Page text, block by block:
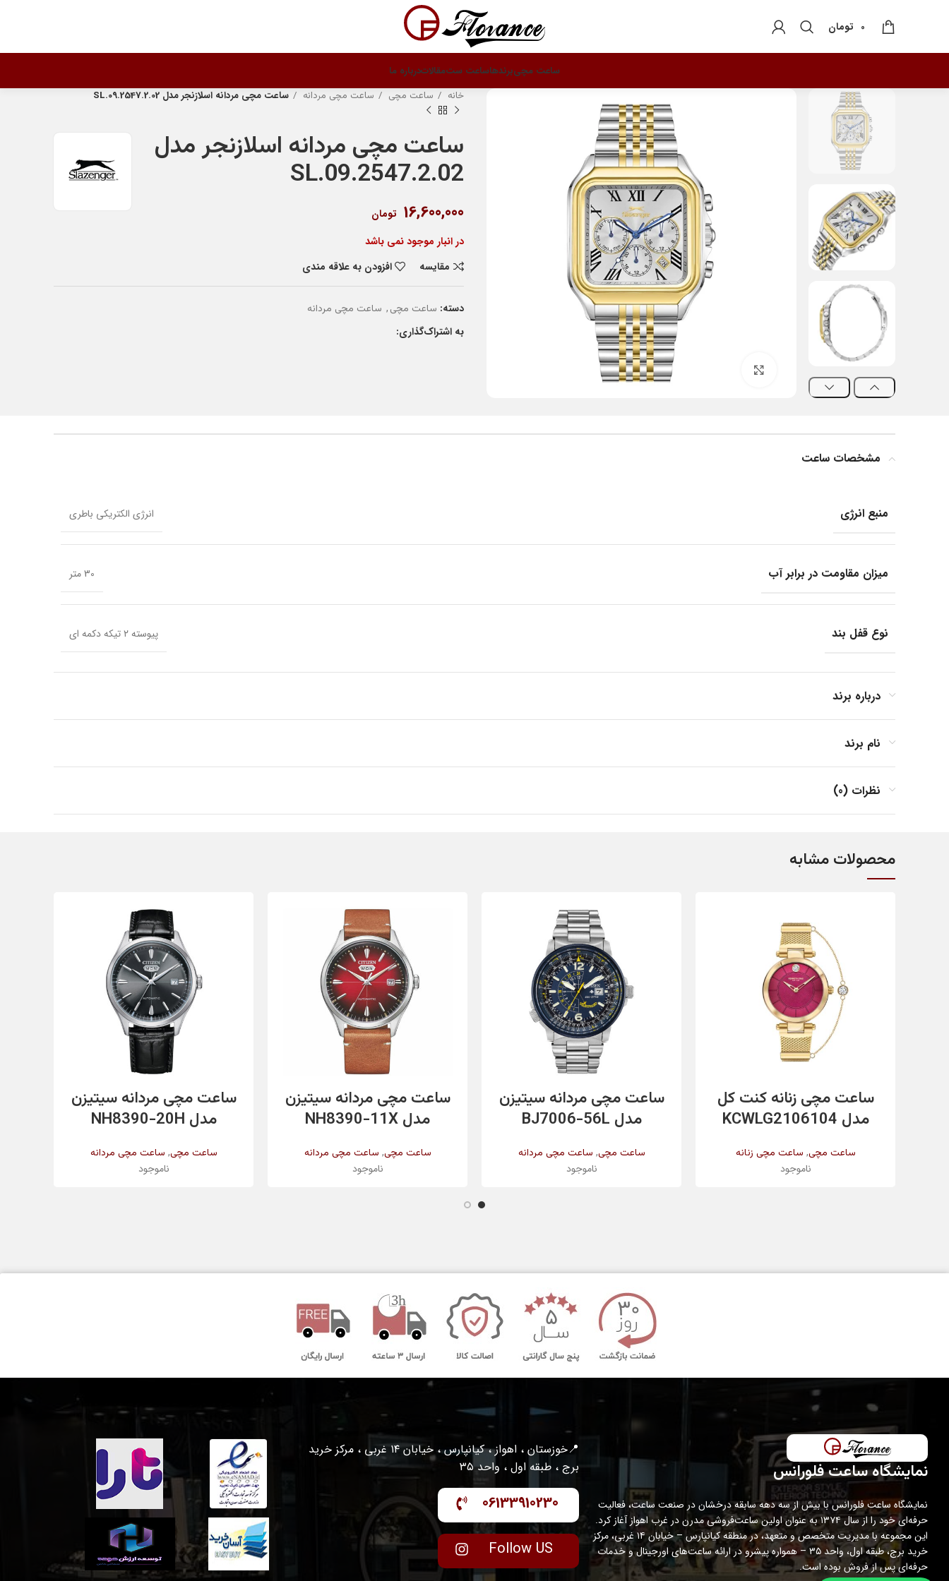
0 تومان
ساعت مچیبرندهاساعت ستمقالاتدرباره ما
خانه ساعت مچی ساعت مچی مردانه ساعت مچی مردانه اسلازنجر مدل SL.09.2547.2.02
ساعت مچی مردانه اسلازنجر مدل
SL.09.2547.2.02
16,600,000 تومان
در انبار موجود نمی باشد
مقایسه
افزودن به علاقه مندی
دسته: ساعت مچی, ساعت مچی مردانه
به اشتراک‌گذاری:
مشخصات ساعت
منبع انرژی انرژی الکتریکی باطری
میزان مقاومت در برابر آب 30 متر
نوع قفل بند پیوسته ۲ تیکه دکمه ای
جنس بند
جنس بدنه
فرم صفحه گرد
مناسب برای
تاریخ شمار
مقاومت در برابر آب
رنگ بند سیلور طلایی
مدت گارانتی یک سال گارانتی بین المللی
درباره برند
نام برند
نظرات (0)
محصولات مشابه
اطلاعات بیشتر
ساعت مچی زنانه کنت کل
مدل KCWLG2106104
ساعت مچی, ساعت مچی زنانه
ناموجود
اطلاعات بیشتر
ساعت مچی مردانه سیتیزن
مدل BJ7006-56L
ساعت مچی, ساعت مچی مردانه
ناموجود
اطلاعات بیشتر
ساعت مچی مردانه سیتیزن
مدل NH8390-11X
ساعت مچی, ساعت مچی مردانه
ناموجود
اطلاعات بیشتر
ساعت مچی مردانه سیتیزن
مدل NH8390-20H
ساعت مچی, ساعت مچی مردانه
ناموجود
نمایشگاه ساعت فلورانس
نمایشگاه ساعت فلورانس با بیش از سه دهه سابقه درخشان در صنعت ساعت، فعالیت
حرفه‌ای خود را از سال ۱۳۷۴ به عنوان اولین ساعت‌فروشی مدرن در غرب اهواز آغاز کرد.
این مجموعه با مدیریت متخصص و متعهد، در منطقه کیانپارس – خیابان ۱۴ غربی، مرکز
خرید برج، طبقه اول، واحد ۳۵ – همواره پیشرو در ارائه ساعت‌های اورجینال و خدمات
حرفه‌ای پس از فروش بوده است.
📍خوزستان ، اهواز ، کیانپارس ، خیابان ۱۴ غربی ، مرکز خرید
برج ، طبقه اول ، واحد ۳۵
06133910230
Follow US